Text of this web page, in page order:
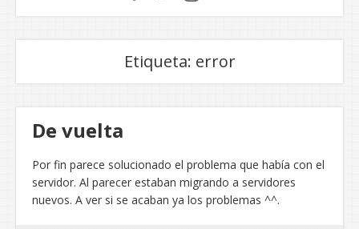
Etiqueta: error
De vuelta
Por fin parece solucionado el problema que había con el
servidor. Al parecer estaban migrando a servidores
nuevos. A ver si se acaban ya los problemas ^^.